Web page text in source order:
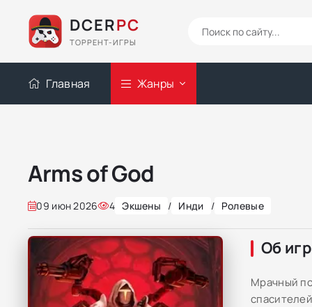
DCERPC
ТОРРЕНТ-ИГРЫ
Главная Жанры
Arms of God
09 июн 2026 4 Экшены / Инди / Ролевые
Об
Мрачный